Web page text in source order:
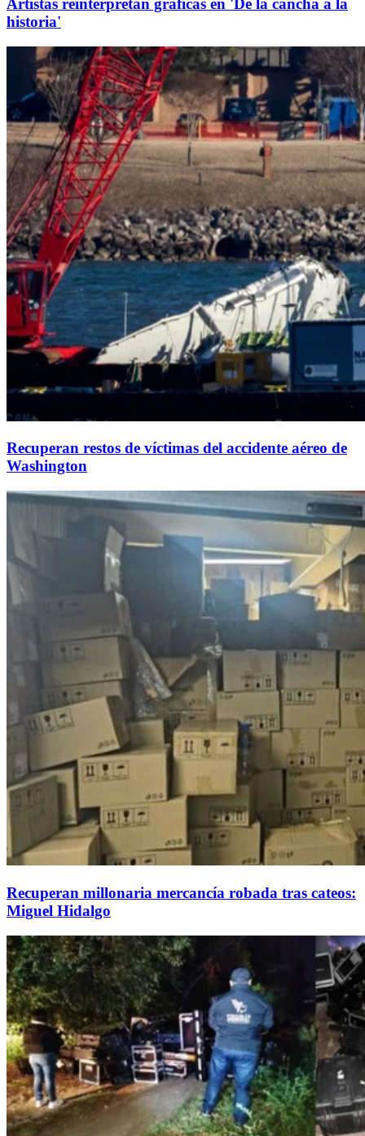
Artistas reinterpretan gráficas en 'De la cancha a la
historia'
Recuperan restos de víctimas del accidente aéreo de
Washington
Recuperan millonaria mercancía robada tras cateos:
Miguel Hidalgo